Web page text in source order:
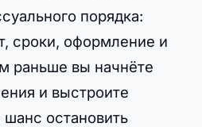
порядка:
сроки, оформление и
раньше вы начнёте
и выстроите
остановить